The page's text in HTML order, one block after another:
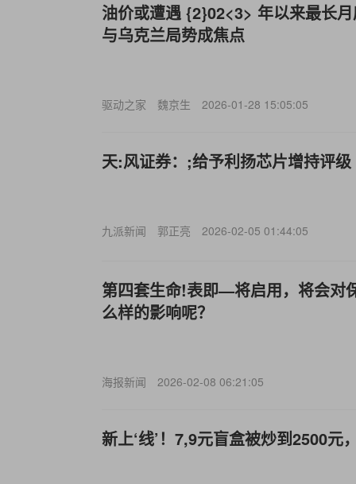
油价或遭遇 {2}02<3> 年以来最长
与乌克兰局势成焦点
驱动之家 魏京生 2026-01-28 15:05:05
天:风证券：;给予利扬芯片增持评级
九派新闻 郭正亮 2026-02-05 01:44:05
第四套生命!表即—将启用，将会对
么样的影响呢？
海报新闻 2026-02-08 06:21:05
新上‘线’！7,9元盲盒被炒到2500元